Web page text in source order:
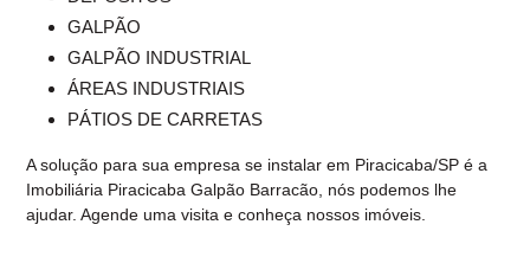
GALPÃO
GALPÃO INDUSTRIAL
ÁREAS INDUSTRIAIS
PÁTIOS DE CARRETAS
A solução para sua empresa se instalar em Piracicaba/SP é a
Imobiliária Piracicaba Galpão Barracão, nós podemos lhe
ajudar. Agende uma visita e conheça nossos imóveis.